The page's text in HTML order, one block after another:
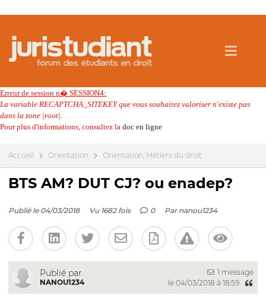
Erreur de session n� SESSION4:
La variable RECAPTCHA_SITEKEY que vous souhaitez valoriser n'existe pas
dans la zone |root|.
Pour plus d'informations, consultez la doc en ligne
Accueil Orientation Orientation, Métiers du droit
BTS AM? DUT CJ? ou enadep?
Publié le 04/03/2018 Vu 1682 fois 0 Par nanou1234
Publié par
NANOU1234
1 message
le 04/03/2018 à 18:59